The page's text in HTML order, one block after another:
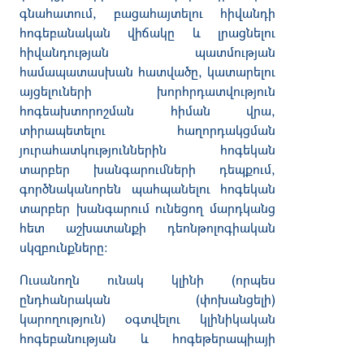
գնահատում, բացահայտելու հիվանդի
հոգեբանական վիճակը և լրացնելու
հիվանդության պատմության
համապատասխան հատվածը, կատարելու
այցելուների խորհրդատվություն
հոգեախտորոշման հիման վրա,
տիրապետելու հաղորդակցման
յուրահատկություններին հոգեկան
տարբեր խանգարումների դեպքում,
գործնականորեն պահպանելու հոգեկան
տարբեր խանգարում ունեցող մարդկանց
հետ աշխատանքի դեոնթոլոգիական
սկզբունքները:
Ուսանողն ունակ կլինի (որպես
ընդհանրական (փոխանցելի)
կարողություն) օգտվելու կլինիկական
հոգեբանության և հոգեթերապիայի